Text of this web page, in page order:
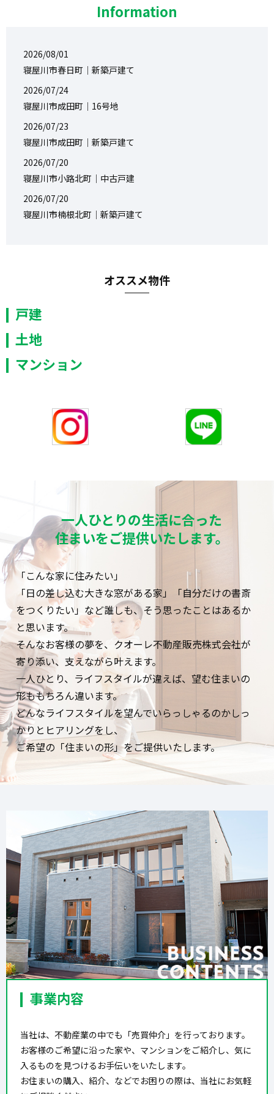
Information
2026/08/01
寝屋川市春日町｜新築戸建て
2026/07/24
寝屋川市成田町｜16号地
2026/07/23
寝屋川市成田町｜新築戸建て
2026/07/20
寝屋川市小路北町｜中古戸建
2026/07/20
寝屋川市楠根北町｜新築戸建て
2026/07/03
～物件紹介～
2026/07/02
成田町９号地｜新築戸建て
オススメ物件
戸建
土地
マンション
一人ひとりの生活に合った
住まいをご提供いたします。
「こんな家に住みたい」
「日の差し込む大きな窓がある家」「自分だけの書斎
をつくりたい」など誰しも、そう思ったことはあるか
と思います。
そんなお客様の夢を、クオーレ不動産販売株式会社が
寄り添い、支えながら叶えます。
一人ひとり、ライフスタイルが違えば、望む住まいの
形ももちろん違います。
どんなライフスタイルを望んでいらっしゃるのかしっ
かりとヒアリングをし、
ご希望の「住まいの形」をご提供いたします。
事業内容
当社は、不動産業の中でも「売買仲介」を行っております。
お客様のご希望に沿った家や、マンションをご紹介し、気に
入るものを見つけるお手伝いをいたします。
お住まいの購入、紹介、などでお困りの際は、当社にお気軽